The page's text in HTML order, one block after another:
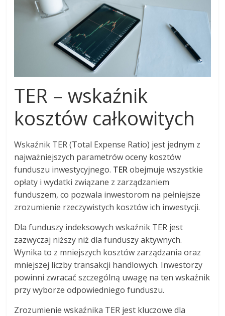
TER – wskaźnik
kosztów całkowitych
Wskaźnik TER (Total Expense Ratio) jest jednym z
najważniejszych parametrów oceny kosztów
funduszu inwestycyjnego. TERobejmuje wszystkie
opłaty i wydatki związane z zarządzaniem
funduszem, co pozwala inwestorom na pełniejsze
zrozumienie rzeczywistych kosztów ich inwestycji.
Dla funduszy indeksowych wskaźnik TER jest
zazwyczaj niższy niż dla funduszy aktywnych.
Wynika to z mniejszych kosztów zarządzania oraz
mniejszej liczby transakcji handlowych. Inwestorzy
powinni zwracać szczególną uwagę na ten wskaźnik
przy wyborze odpowiedniego funduszu.
Zrozumienie wskaźnika TER jest kluczowe dla